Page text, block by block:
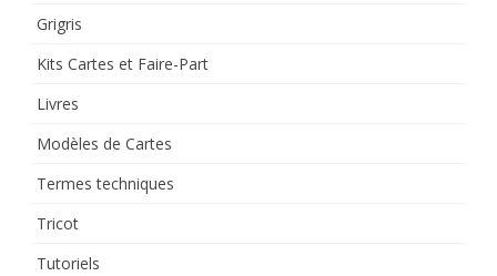
Grigris
Kits Cartes et Faire-Part
Livres
Modèles de Cartes
Termes techniques
Tricot
Tutoriels